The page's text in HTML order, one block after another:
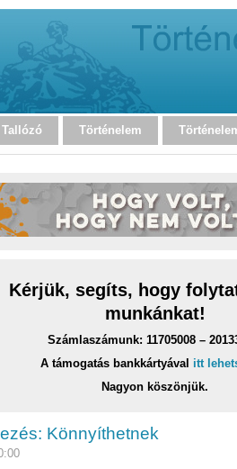
Tallózó Történelem
Kérjük, segíts, hogy
munkánkat!
Számlaszámunk: 11705008 –
A támogatás bankkártyával itt
Nagyon köszönjük.
Könnyíthetnek